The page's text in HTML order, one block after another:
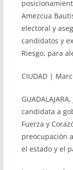
Amezcua
electoral y
candidatos y
Riesgo, para
CIUDAD |
candidata a
Fuerza y
preocupación
el estado y el